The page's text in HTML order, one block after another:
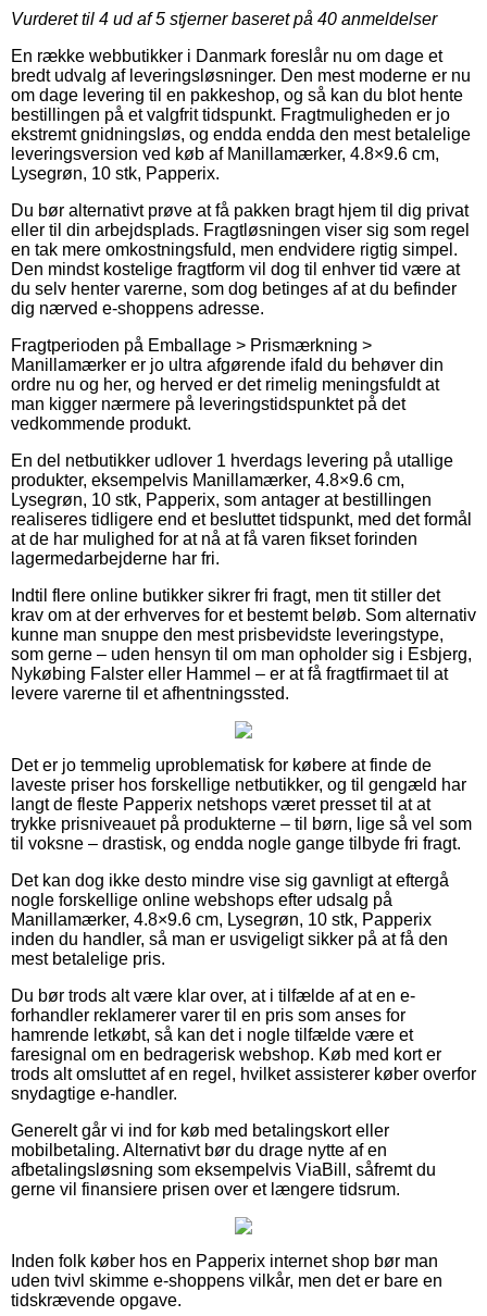
Vurderet til 4 ud af 5 stjerner baseret på 40 anmeldelser
En række webbutikker i Danmark foreslår nu om dage et
bredt udvalg af leveringsløsninger. Den mest moderne er nu
om dage levering til en pakkeshop, og så kan du blot hente
bestillingen på et valgfrit tidspunkt. Fragtmuligheden er jo
ekstremt gnidningsløs, og endda endda den mest betalelige
leveringsversion ved køb af Manillamærker, 4.8×9.6 cm,
Lysegrøn, 10 stk, Papperix.
Du bør alternativt prøve at få pakken bragt hjem til dig privat
eller til din arbejdsplads. Fragtløsningen viser sig som regel
en tak mere omkostningsfuld, men endvidere rigtig simpel.
Den mindst kostelige fragtform vil dog til enhver tid være at
du selv henter varerne, som dog betinges af at du befinder
dig nærved e-shoppens adresse.
Fragtperioden på Emballage > Prismærkning >
Manillamærker er jo ultra afgørende ifald du behøver din
ordre nu og her, og herved er det rimelig meningsfuldt at
man kigger nærmere på leveringstidspunktet på det
vedkommende produkt.
En del netbutikker udlover 1 hverdags levering på utallige
produkter, eksempelvis Manillamærker, 4.8×9.6 cm,
Lysegrøn, 10 stk, Papperix, som antager at bestillingen
realiseres tidligere end et besluttet tidspunkt, med det formål
at de har mulighed for at nå at få varen fikset forinden
lagermedarbejderne har fri.
Indtil flere online butikker sikrer fri fragt, men tit stiller det
krav om at der erhverves for et bestemt beløb. Som alternativ
kunne man snuppe den mest prisbevidste leveringstype,
som gerne – uden hensyn til om man opholder sig i Esbjerg,
Nykøbing Falster eller Hammel – er at få fragtfirmaet til at
levere varerne til et afhentningssted.
Det er jo temmelig uproblematisk for købere at finde de
laveste priser hos forskellige netbutikker, og til gengæld har
langt de fleste Papperix netshops været presset til at at
trykke prisniveauet på produkterne – til børn, lige så vel som
til voksne – drastisk, og endda nogle gange tilbyde fri fragt.
Det kan dog ikke desto mindre vise sig gavnligt at eftergå
nogle forskellige online webshops efter udsalg på
Manillamærker, 4.8×9.6 cm, Lysegrøn, 10 stk, Papperix
inden du handler, så man er usvigeligt sikker på at få den
mest betalelige pris.
Du bør trods alt være klar over, at i tilfælde af at en e-
forhandler reklamerer varer til en pris som anses for
hamrende letkøbt, så kan det i nogle tilfælde være et
faresignal om en bedragerisk webshop. Køb med kort er
trods alt omsluttet af en regel, hvilket assisterer køber overfor
snydagtige e-handler.
Generelt går vi ind for køb med betalingskort eller
mobilbetaling. Alternativt bør du drage nytte af en
afbetalingsløsning som eksempelvis ViaBill, såfremt du
gerne vil finansiere prisen over et længere tidsrum.
Inden folk køber hos en Papperix internet shop bør man
uden tvivl skimme e-shoppens vilkår, men det er bare en
tidskrævende opgave.